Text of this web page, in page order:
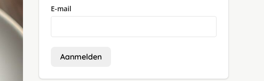
E-mail
Aanmelden